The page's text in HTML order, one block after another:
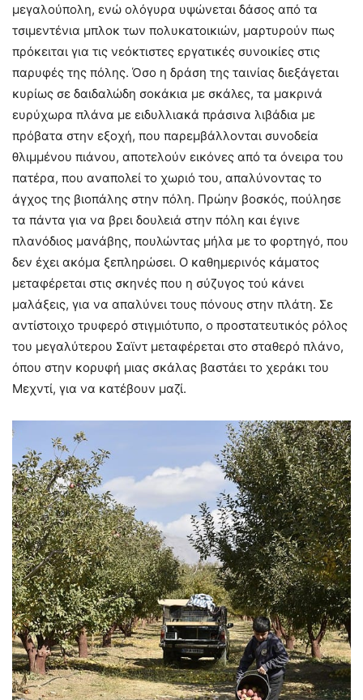
μεγαλούπολη, ενώ ολόγυρα υψώνεται δάσος από τα
τσιμεντένια μπλοκ των πολυκατοικιών, μαρτυρούν πως
πρόκειται για τις νεόκτιστες εργατικές συνοικίες στις
παρυφές της πόλης. Όσο η δράση της ταινίας διεξάγεται
κυρίως σε δαιδαλώδη σοκάκια με σκάλες, τα μακρινά
ευρύχωρα πλάνα με ειδυλλιακά πράσινα λιβάδια με
πρόβατα στην εξοχή, που παρεμβάλλονται συνοδεία
θλιμμένου πιάνου, αποτελούν εικόνες από τα όνειρα του
πατέρα, που αναπολεί το χωριό του, απαλύνοντας το
άγχος της βιοπάλης στην πόλη. Πρώην βοσκός, πούλησε
τα πάντα για να βρει δουλειά στην πόλη και έγινε
πλανόδιος μανάβης, πουλώντας μήλα με το φορτηγό, που
δεν έχει ακόμα ξεπληρώσει. Ο καθημερινός κάματος
μεταφέρεται στις σκηνές που η σύζυγος τού κάνει
μαλάξεις, για να απαλύνει τους πόνους στην πλάτη. Σε
αντίστοιχο τρυφερό στιγμιότυπο, ο προστατευτικός ρόλος
του μεγαλύτερου Σαϊντ μεταφέρεται στο σταθερό πλάνο,
όπου στην κορυφή μιας σκάλας βαστάει το χεράκι του
Μεχντί, για να κατέβουν μαζί.